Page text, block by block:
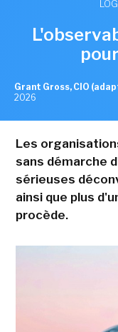
Grant Gross, CIO
2026
Les
sans démarche
sérieuses
ainsi que plus
procède.